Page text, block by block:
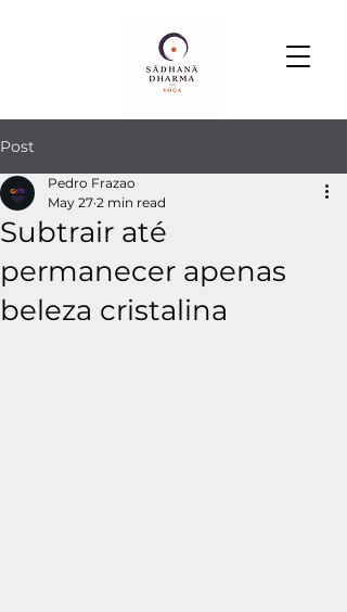
Post
Subtrair até
permanecer apenas
beleza cristalina
Pedro Frazao
May 27 2 min read